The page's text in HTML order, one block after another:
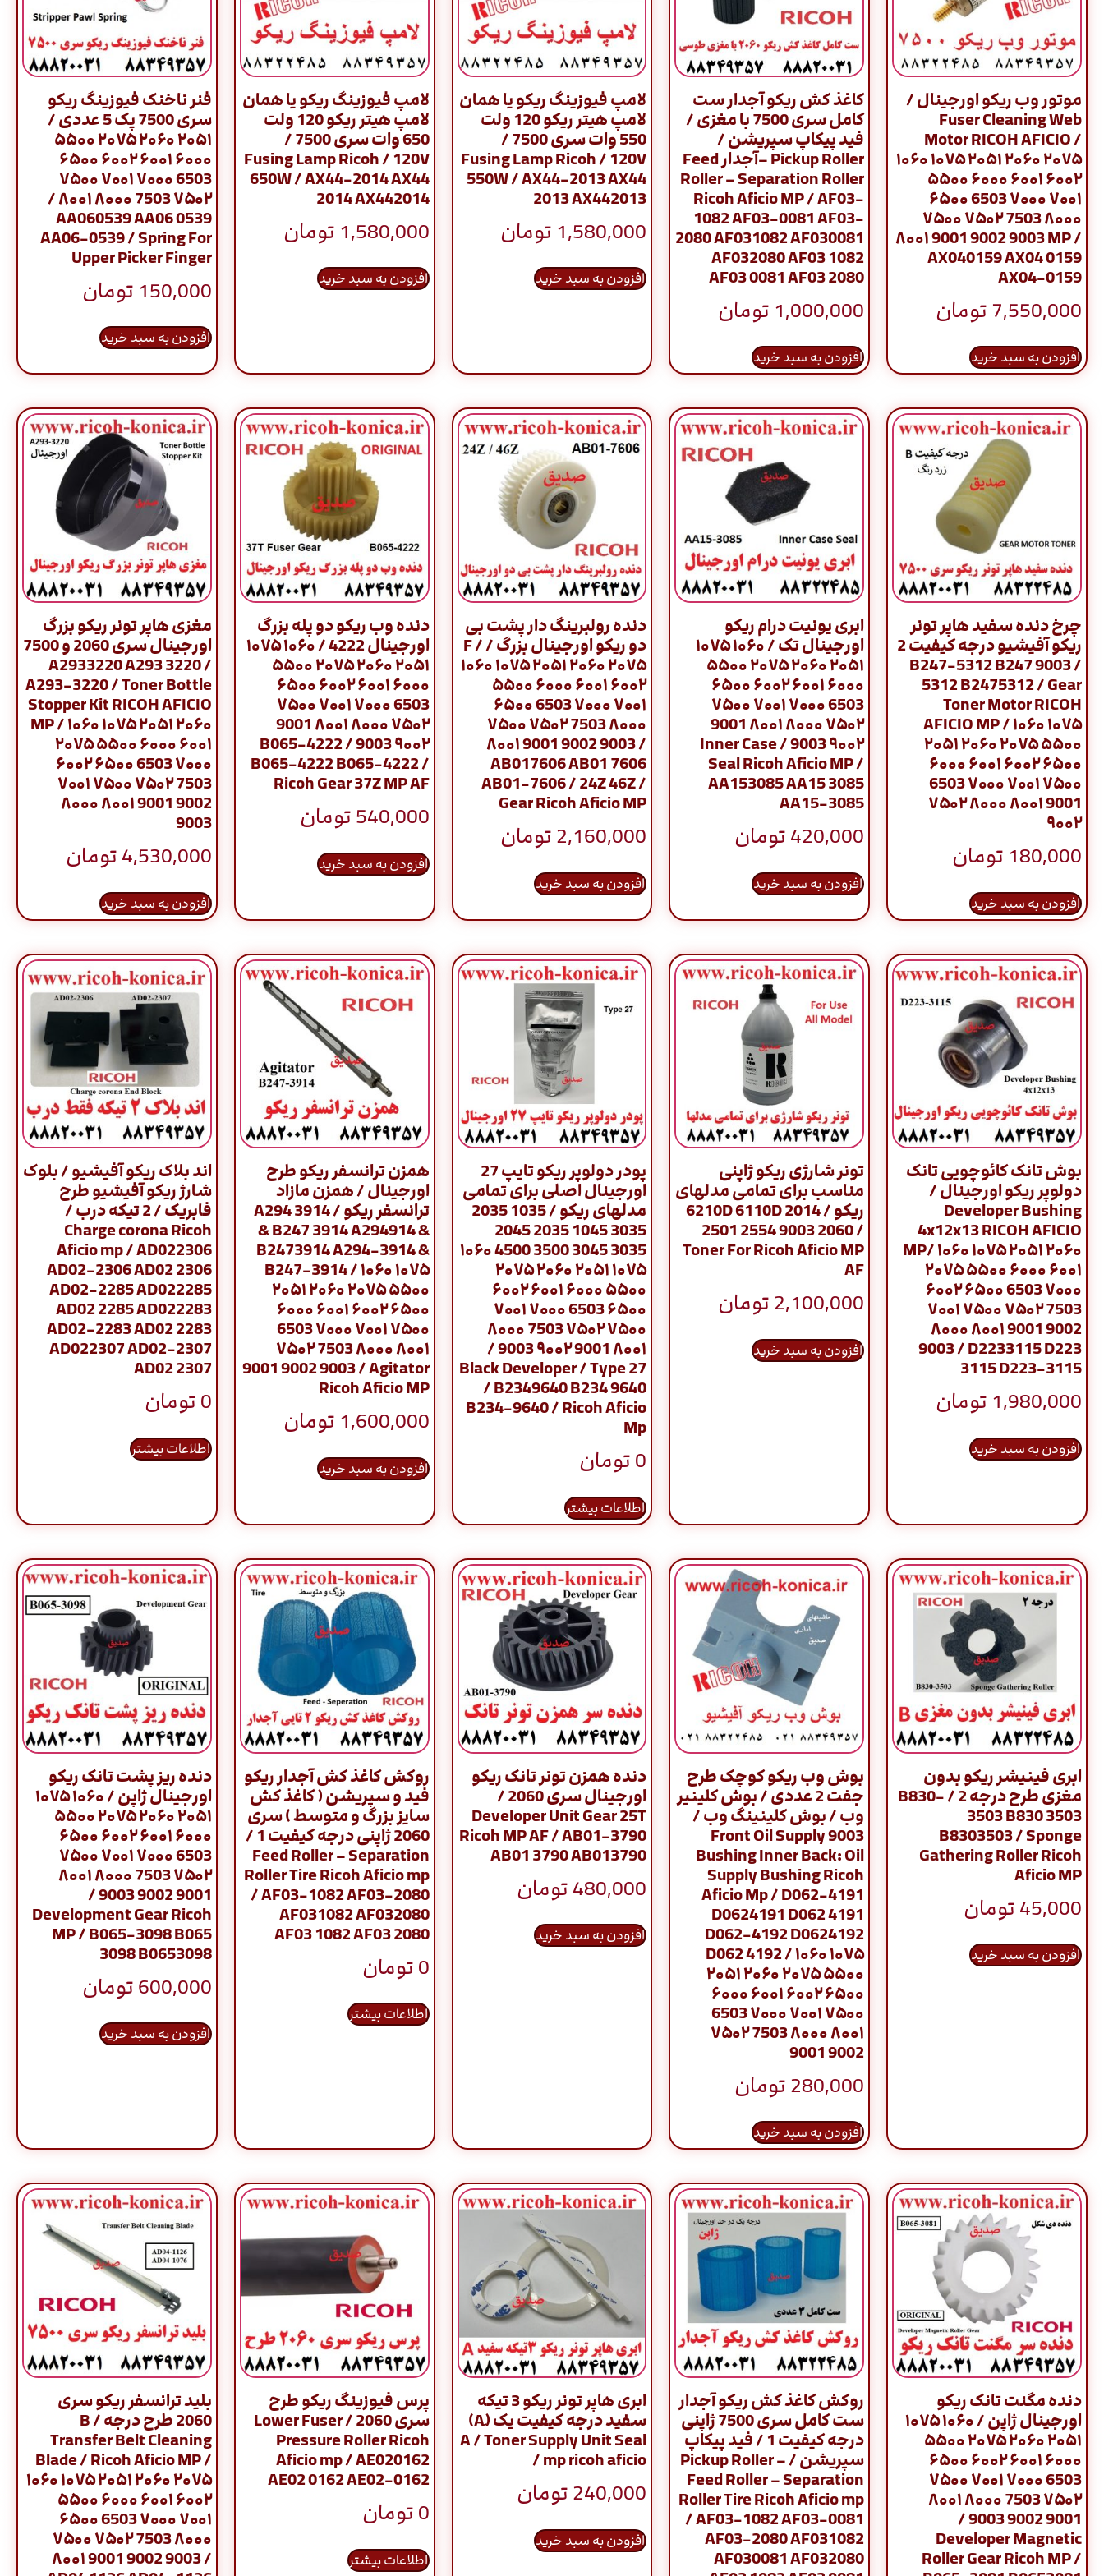
موتور وب ریکو اورجینال /
Fuser Cleaning Web
Motor RICOH AFICIO /
۱۰۶۰ ۱۰۷۵ ۲۰۵۱ ۲۰۶۰ ۲۰۷۵
۵۵۰۰ ۶۰۰۰ ۶۰۰۱ ۶۰۰۲
۶۵۰۰ 6503 ۷۰۰۰ ۷۰۰۱
۷۵۰۰ ۷۵۰۲ 7503 ۸۰۰۰
۸۰۰۱ 9001 9002 9003 MP /
AX040159 AX04 0159
AX04-0159
7,550,000 تومان
افزودن به سبد خرید
کاغذ کش ریکو آجدار ست
کامل سری 7500 با مغزی /
فید پیکاپ سپریشن /
Pickup Roller –آجدار Feed
Roller – Separation Roller
Ricoh Aficio MP / AF03-
1082 AF03-0081 AF03-
2080 AF031082 AF030081
AF032080 AF03 1082
AF03 0081 AF03 2080
1,000,000 تومان
افزودن به سبد خرید
لامپ فیوزینگ ریکو یا همان
لامپ هیتر ریکو 120 ولت
550 وات سری 7500 /
Fusing Lamp Ricoh / 120V
550W / AX44-2013 AX44
2013 AX442013
1,580,000 تومان
افزودن به سبد خرید
لامپ فیوزینگ ریکو یا همان
لامپ هیتر ریکو 120 ولت
650 وات سری 7500 /
Fusing Lamp Ricoh / 120V
650W / AX44-2014 AX44
2014 AX442014
1,580,000 تومان
افزودن به سبد خرید
فنر ناخنک فیوزینگ ریکو
سری 7500 پک 5 عددی /
۲۰۵۱ ۲۰۶۰ ۲۰۷۵ ۵۵۰۰
۶۰۰۰ ۶۰۰۱ ۶۰۰۲ ۶۵۰۰
6503 ۷۰۰۰ ۷۰۰۱ ۷۵۰۰
۷۵۰۲ 7503 ۸۰۰۰ ۸۰۰۱ /
AA060539 AA06 0539
AA06-0539 / Spring For
Upper Picker Finger
150,000 تومان
افزودن به سبد خرید
چرخ دنده سفید هاپر تونر
ریکو آفیشیو درجه کیفیت 2
/ 9003 B247-5312 B247
5312 B2475312 / Gear
Toner Motor RICOH
AFICIO MP / ۱۰۶۰ ۱۰۷۵
۲۰۵۱ ۲۰۶۰ ۲۰۷۵ ۵۵۰۰
۶۰۰۰ ۶۰۰۱ ۶۰۰۲ ۶۵۰۰
6503 ۷۰۰۰ ۷۰۰۱ ۷۵۰۰
۷۵۰۲ ۸۰۰۰ ۸۰۰۱ 9001
۹۰۰۲
180,000 تومان
افزودن به سبد خرید
ابری یونیت درام ریکو
اورجینال تک / ۱۰۶۰ ۱۰۷۵
۲۰۵۱ ۲۰۶۰ ۲۰۷۵ ۵۵۰۰
۶۰۰۰ ۶۰۰۱ ۶۰۰۲ ۶۵۰۰
6503 ۷۰۰۰ ۷۰۰۱ ۷۵۰۰
۷۵۰۲ ۸۰۰۰ ۸۰۰۱ 9001
۹۰۰۲ 9003 / Inner Case
Seal Ricoh Aficio MP /
AA153085 AA15 3085
AA15-3085
420,000تومان
افزودن به سبد خرید
دنده رولبرینگ دار پشت بی
دو ریکو اورجینال بزرگ / F /
۱۰۶۰ ۱۰۷۵ ۲۰۵۱ ۲۰۶۰ ۲۰۷۵
۵۵۰۰ ۶۰۰۰ ۶۰۰۱ ۶۰۰۲
۶۵۰۰ 6503 ۷۰۰۰ ۷۰۰۱
۷۵۰۰ ۷۵۰۲ 7503 ۸۰۰۰
۸۰۰۱ 9001 9002 9003 /
AB017606 AB01 7606
AB01-7606 / 24Z 46Z /
Gear Ricoh Aficio MP
2,160,000تومان
افزودن به سبد خرید
دنده وب ریکو دو پله بزرگ
اورجینال 4222 / ۱۰۶۰ ۱۰۷۵
۲۰۵۱ ۲۰۶۰ ۲۰۷۵ ۵۵۰۰
۶۰۰۰ ۶۰۰۱ ۶۰۰۲ ۶۵۰۰
6503 ۷۰۰۰ ۷۰۰۱ ۷۵۰۰
۷۵۰۲ ۸۰۰۰ ۸۰۰۱ 9001
۹۰۰۲ 9003 / B065-4222
B065-4222 B065-4222 /
Ricoh Gear 37Z MP AF
540,000تومان
افزودن به سبد خرید
مغزی هاپر تونر ریکو بزرگ
اورجینال سری 2060 و 7500
/ A2933220 A293 3220
A293-3220 / Toner Bottle
Stopper Kit RICOH AFICIO
MP / ۱۰۶۰ ۱۰۷۵ ۲۰۵۱ ۲۰۶۰
۲۰۷۵ ۵۵۰۰ ۶۰۰۰ ۶۰۰۱
۶۰۰۲ ۶۵۰۰ 6503 ۷۰۰۰
۷۰۰۱ ۷۵۰۰ ۷۵۰۲ 7503
۸۰۰۰ ۸۰۰۱ 9001 9002
9003
4,530,000تومان
افزودن به سبد خرید
بوش تانک کائوچویی تانک
دولوپر ریکو اورجینال /
Developer Bushing
4x12x13 RICOH AFICIO
MP/ ۱۰۶۰ ۱۰۷۵ ۲۰۵۱ ۲۰۶۰
۲۰۷۵ ۵۵۰۰ ۶۰۰۰ ۶۰۰۱
۶۰۰۲ ۶۵۰۰ 6503 ۷۰۰۰
۷۰۰۱ ۷۵۰۰ ۷۵۰۲ 7503
۸۰۰۰ ۸۰۰۱ 9001 9002
9003 / D2233115 D223
3115 D223-3115
1,980,000 تومان
افزودن به سبد خرید
تونر شارژی ریکو ژاپنی
مناسب برای تمامی مدلهای
ریکو / 6210D 6110D 2014
2501 2554 9003 2060 /
Toner For Ricoh Aficio MP
AF
2,100,000تومان
افزودن به سبد خرید
پودر دولوپر ریکو تایپ 27
اورجینال اصلی برای تمامی
مدلهای ریکو / 1035 2035
3035 1045 2035 2045
3035 3045 3500 4500 ۱۰۶۰
۱۰۷۵ ۲۰۵۱ ۲۰۶۰ ۲۰۷۵
۵۵۰۰ ۶۰۰۰ ۶۰۰۱ ۶۰۰۲
۶۵۰۰ 6503 ۷۰۰۰ ۷۰۰۱
۷۵۰۰ ۷۵۰۲ 7503 ۸۰۰۰
۸۰۰۱ 9001 ۹۰۰۲ 9003 /
Black Developer / Type 27
/ B2349640 B234 9640
B234-9640 / Ricoh Aficio
Mp
0تومان
اطلاعات بیشتر
همزن ترانسفر ریکو طرح
اورجینال / همزن مازاد
ترانسفر ریکو / A294 3914
& B247 3914 A294914 &
B2473914 A294-3914 &
B247-3914 / ۱۰۶۰ ۱۰۷۵
۲۰۵۱ ۲۰۶۰ ۲۰۷۵ ۵۵۰۰
۶۰۰۰ ۶۰۰۱ ۶۰۰۲ ۶۵۰۰
6503 ۷۰۰۰ ۷۰۰۱ ۷۵۰۰
۷۵۰۲ 7503 ۸۰۰۰ ۸۰۰۱
9001 9002 9003 / Agitator
Ricoh Aficio MP
1,600,000 تومان
افزودن به سبد خرید
اند بلاک ریکو آفیشیو / بلوک
شارژ ریکو آفیشیو طرح
فابریک / 2 تیکه درب /
Charge corona Ricoh
Aficio mp / AD022306
AD02-2306 AD02 2306
AD02-2285 AD022285
AD02 2285 AD022283
AD02-2283 AD02 2283
AD022307 AD02-2307
AD02 2307
0تومان
اطلاعات بیشتر
ابری فینیشر ریکو بدون
مغزی طرح درجه 2 / B830-
3503 B830 3503
B8303503 / Sponge
Gathering Roller Ricoh
Aficio MP
45,000تومان
افزودن به سبد خرید
بوش وب ریکو کوچک طرح
جفت 2 عددی / بوش کلینیر
وب / بوش کلینینگ وب /
9003 Front Oil Supply
Bushing Inner Back: Oil
Supply Bushing Ricoh
Aficio Mp / D062-4191
D0624191 D062 4191
D062-4192 D0624192
D062 4192 / ۱۰۶۰ ۱۰۷۵
۲۰۵۱ ۲۰۶۰ ۲۰۷۵ ۵۵۰۰
۶۰۰۰ ۶۰۰۱ ۶۰۰۲ ۶۵۰۰
6503 ۷۰۰۰ ۷۰۰۱ ۷۵۰۰
۷۵۰۲ 7503 ۸۰۰۰ ۸۰۰۱
9001 9002
280,000تومان
افزودن به سبد خرید
دنده همزن تونر تانک ریکو
اورجینال سری 2060 /
Developer Unit Gear 25T
Ricoh MP AF / AB01-3790
AB01 3790 AB013790
480,000تومان
افزودن به سبد خرید
روکش کاغذ کش آجدار ریکو
فید و سپریشن ( کاغذ کش
سایز بزرگ و متوسط ) سری
2060 ژاپنی درجه کیفیت 1 /
Feed Roller – Separation
Roller Tire Ricoh Aficio mp
/ AF03-1082 AF03-2080
AF031082 AF032080
AF03 1082 AF03 2080
0تومان
اطلاعات بیشتر
دنده ریز پشت تانک ریکو
اورجینال ژاپن / ۱۰۶۰ ۱۰۷۵
۲۰۵۱ ۲۰۶۰ ۲۰۷۵ ۵۵۰۰
۶۰۰۰ ۶۰۰۱ ۶۰۰۲ ۶۵۰۰
6503 ۷۰۰۰ ۷۰۰۱ ۷۵۰۰
۷۵۰۲ 7503 ۸۰۰۰ ۸۰۰۱
9001 9002 9003 /
Development Gear Ricoh
MP / B065-3098 B065
3098 B0653098
600,000تومان
افزودن به سبد خرید
دنده مگنت تانک ریکو
اورجینال ژاپن / ۱۰۶۰ ۱۰۷۵
۲۰۵۱ ۲۰۶۰ ۲۰۷۵ ۵۵۰۰
۶۰۰۰ ۶۰۰۱ ۶۰۰۲ ۶۵۰۰
6503 ۷۰۰۰ ۷۰۰۱ ۷۵۰۰
۷۵۰۲ 7503 ۸۰۰۰ ۸۰۰۱
9001 9002 9003 /
Developer Magnetic
Roller Gear Ricoh MP /
روکش کاغذ کش ریکو آجدار
ست کامل سری 7500 ژاپنی
درجه کیفیت 1 / فید پیکاپ
سپریشن / Pickup Roller –
Feed Roller – Separation
Roller Tire Ricoh Aficio mp
/ AF03-1082 AF03-0081
AF03-2080 AF031082
AF030081 AF032080
ابری هاپر تونر ریکو 3 تیکه
سفید درجه کیفیت یک (َA)
A / Toner Supply Unit Seal
/ mp ricoh aficio
240,000تومان
افزودن به سبد خرید
پرس فیوزینگ ریکو طرح
سری 2060 / Lower Fuser
Pressure Roller Ricoh
Aficio mp / AE020162
AE02 0162 AE02-0162
0تومان
اطلاعات بیشتر
بلید ترانسفر ریکو سری
2060 طرح درجه B /
Transfer Belt Cleaning
Blade / Ricoh Aficio MP /
۱۰۶۰ ۱۰۷۵ ۲۰۵۱ ۲۰۶۰ ۲۰۷۵
۵۵۰۰ ۶۰۰۰ ۶۰۰۱ ۶۰۰۲
۶۵۰۰ 6503 ۷۰۰۰ ۷۰۰۱
۷۵۰۰ ۷۵۰۲ 7503 ۸۰۰۰
۸۰۰۱ 9001 9002 9003 /